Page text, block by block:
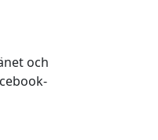
och